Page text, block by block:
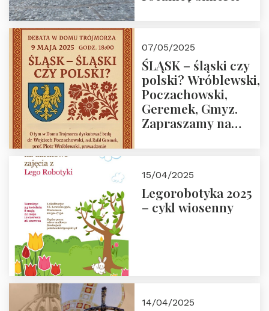
07/05/2025
ŚLĄSK – śląski czy
polski? Wróblewski,
Poczachowski,
Geremek, Gmyz.
Zapraszamy na
Trójmorza.
15/04/2025
Legorobotyka 2025
– cykl wiosenny
14/04/2025